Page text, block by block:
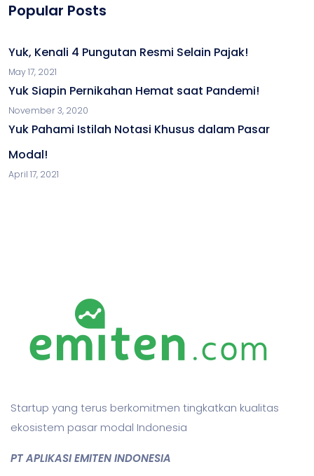
Popular Posts
Yuk, Kenali 4 Pungutan Resmi Selain Pajak!
May 17, 2021
Yuk Siapin Pernikahan Hemat saat Pandemi!
November 3, 2020
Yuk Pahami Istilah Notasi Khusus dalam Pasar
Modal!
April 17, 2021
Startup yang terus berkomitmen tingkatkan kualitas
ekosistem pasar modal Indonesia
PT APLIKASI EMITEN INDONESIA